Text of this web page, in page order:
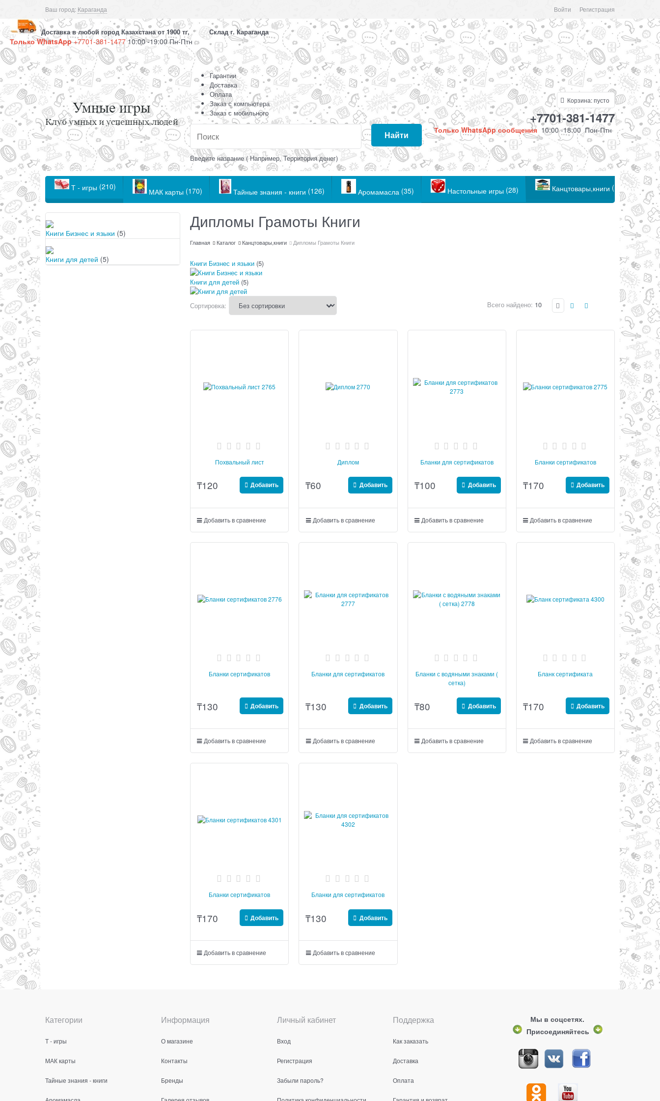
Ваш город: Караганда Войти Регистрация
Доставка в любой город Казахстана от 1900 тг, Склад г. Караганда
Только WhatsApp+7701-381-147710:00 -19:00 Пн-Птн
Гарантии
Доставка
Оплата
Заказ с компьютера
Заказ с мобильного
Найти
Введите название ( Например, Территория денег)
Корзина:пусто
+7701-381-1477
Только WhatsApp сообщения 10:00 -18:00 Пон-Птн
Т - игры (210)
МАК карты (170) Тайные знания - книги (126) Аромамасла (35) Настольные игры (28) Канцтовары,книги (104)
Книги Бизнес и языки (5)
Книги для детей (5)
Дипломы Грамоты Книги
Главная Каталог Канцтовары,книги Дипломы Грамоты Книги
Книги Бизнес и языки (5)
Книги для детей (5)
Сортировка: Всего найдено: 10
Похвальный лист
₸120 Добавить
Добавить в сравнение
Диплом
₸60 Добавить
Добавить в сравнение
Бланки для сертификатов
₸100 Добавить
Добавить в сравнение
Бланки сертификатов
₸170 Добавить
Добавить в сравнение
Бланки сертификатов
₸130 Добавить
Добавить в сравнение
Бланки для сертификатов
₸130 Добавить
Добавить в сравнение
Бланки с водяными знаками (
сетка)
₸80 Добавить
Добавить в сравнение
Бланк сертификата
₸170 Добавить
Добавить в сравнение
Бланки сертификатов
₸170 Добавить
Добавить в сравнение
Бланки для сертификатов
₸130 Добавить
Добавить в сравнение
Категории
Т - игры
МАК карты
Тайные знания - книги
Информация
О магазине
Контакты
Бренды
Личный кабинет
Вход
Регистрация
Забыли пароль?
Поддержка
Как заказать
Доставка
Оплата
Мы в соцсетях.
Присоединяйтесь